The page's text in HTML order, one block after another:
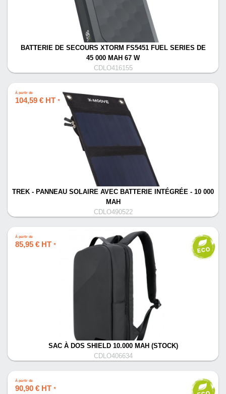
BATTERIE DE SECOURS XTORM FS5451 FUEL SERIES DE
45 000 MAH 67 W
CDLO416155
À partir de
104,59 € HT *
TREK - PANNEAU SOLAIRE AVEC BATTERIE INTÉGRÉE - 10 000
MAH
CDLO490522
À partir de
85,95 € HT *
SAC À DOS SHIELD 10.000 MAH (STOCK)
CDLO406634
À partir de
90,90 € HT *